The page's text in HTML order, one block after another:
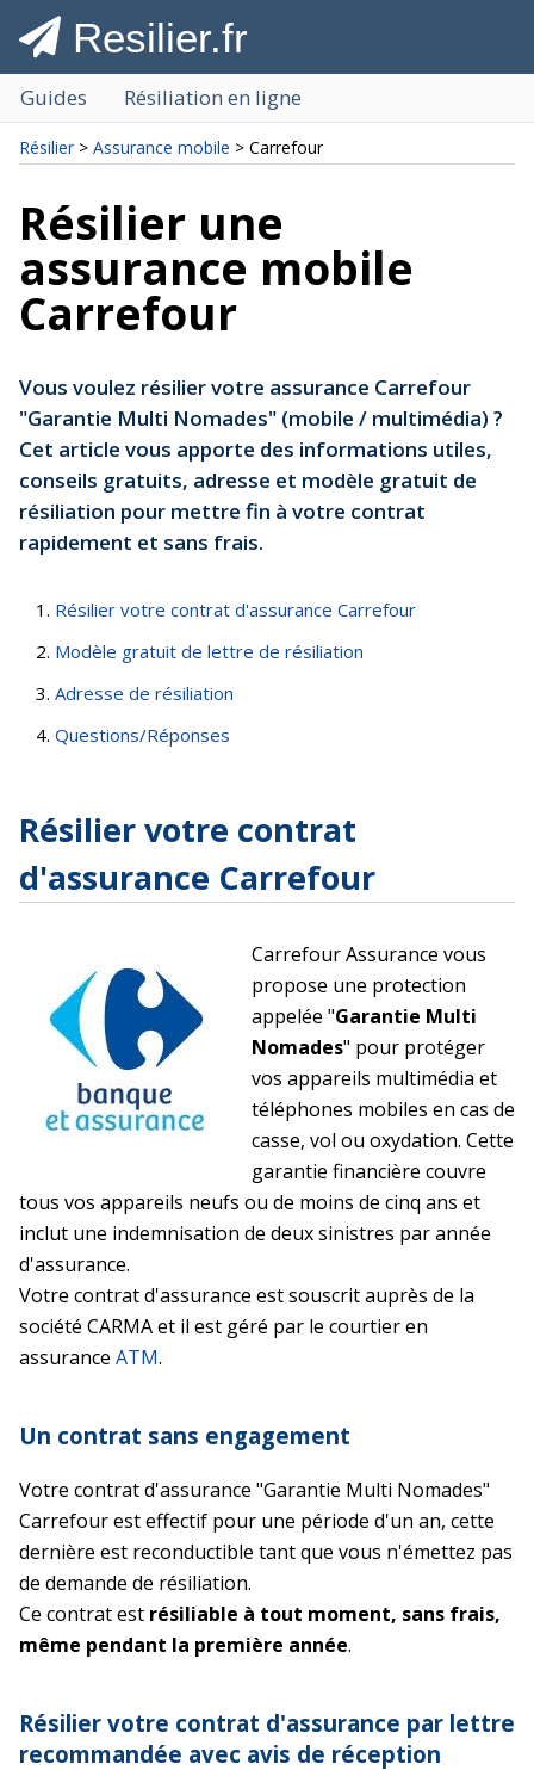
Resilier.fr
Guides Résiliation en ligne
Résilier > Assurance mobile > Carrefour
Résilier une
assurance mobile
Carrefour
Vous voulez résilier votre assurance Carrefour
"Garantie Multi Nomades" (mobile / multimédia) ?
Cet article vous apporte des informations utiles,
conseils gratuits, adresse et modèle gratuit de
résiliation pour mettre fin à votre contrat
rapidement et sans frais.
Résilier votre contrat d'assurance Carrefour
Modèle gratuit de lettre de résiliation
Adresse de résiliation
Questions/Réponses
Résilier votre contrat
d'assurance Carrefour
Carrefour Assurance vous
propose une protection
appelée "Garantie Multi
Nomades" pour protéger
vos appareils multimédia et
téléphones mobiles en cas de
casse, vol ou oxydation. Cette
garantie financière couvre
tous vos appareils neufs ou de moins de cinq ans et
inclut une indemnisation de deux sinistres par année
d'assurance.
Votre contrat d'assurance est souscrit auprès de la
société CARMA et il est géré par le courtier en
assurance ATM.
Un contrat sans engagement
Votre contrat d'assurance "Garantie Multi Nomades"
Carrefour est effectif pour une période d'un an, cette
dernière est reconductible tant que vous n'émettez pas
de demande de résiliation.
Ce contrat est résiliable à tout moment, sans frais,
même pendant la première année.
Résilier votre contrat d'assurance par lettre
recommandée avec avis de réception